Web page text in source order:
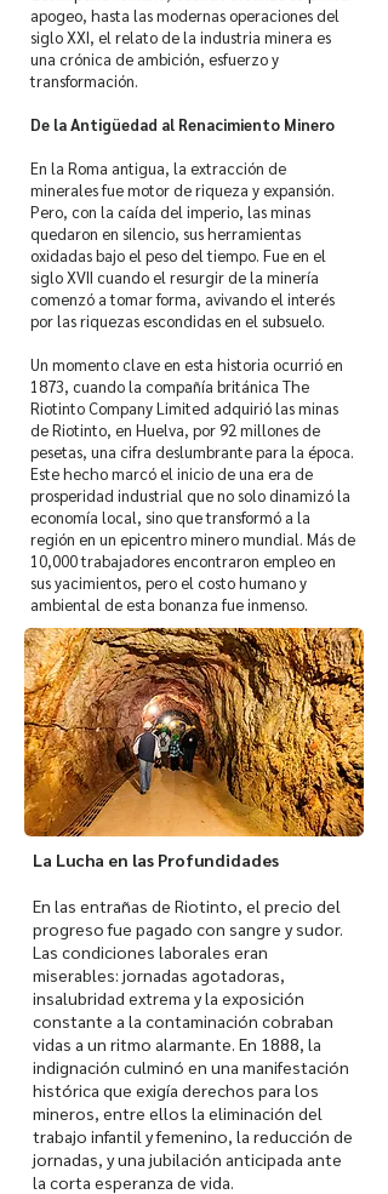
apogeo, hasta las modernas operaciones del
siglo XXI, el relato de la industria minera es
una crónica de ambición, esfuerzo y
transformación.
De la Antigüedad al Renacimiento Minero
En la Roma antigua, la extracción de
minerales fue motor de riqueza y expansión.
Pero, con la caída del imperio, las minas
quedaron en silencio, sus herramientas
oxidadas bajo el peso del tiempo. Fue en el
siglo XVII cuando el resurgir de la minería
comenzó a tomar forma, avivando el interés
por las riquezas escondidas en el subsuelo.
Un momento clave en esta historia ocurrió en
1873, cuando la compañía británica The
Riotinto Company Limited adquirió las minas
de Riotinto, en Huelva, por 92 millones de
pesetas, una cifra deslumbrante para la época.
Este hecho marcó el inicio de una era de
prosperidad industrial que no solo dinamizó la
economía local, sino que transformó a la
región en un epicentro minero mundial. Más de
10,000 trabajadores encontraron empleo en
sus yacimientos, pero el costo humano y
ambiental de esta bonanza fue inmenso.
La Lucha en las Profundidades
En las entrañas de Riotinto, el precio del
progreso fue pagado con sangre y sudor.
Las condiciones laborales eran
miserables: jornadas agotadoras,
insalubridad extrema y la exposición
constante a la contaminación cobraban
vidas a un ritmo alarmante. En 1888, la
indignación culminó en una manifestación
histórica que exigía derechos para los
mineros, entre ellos la eliminación del
trabajo infantil y femenino, la reducción de
jornadas, y una jubilación anticipada ante
la corta esperanza de vida.